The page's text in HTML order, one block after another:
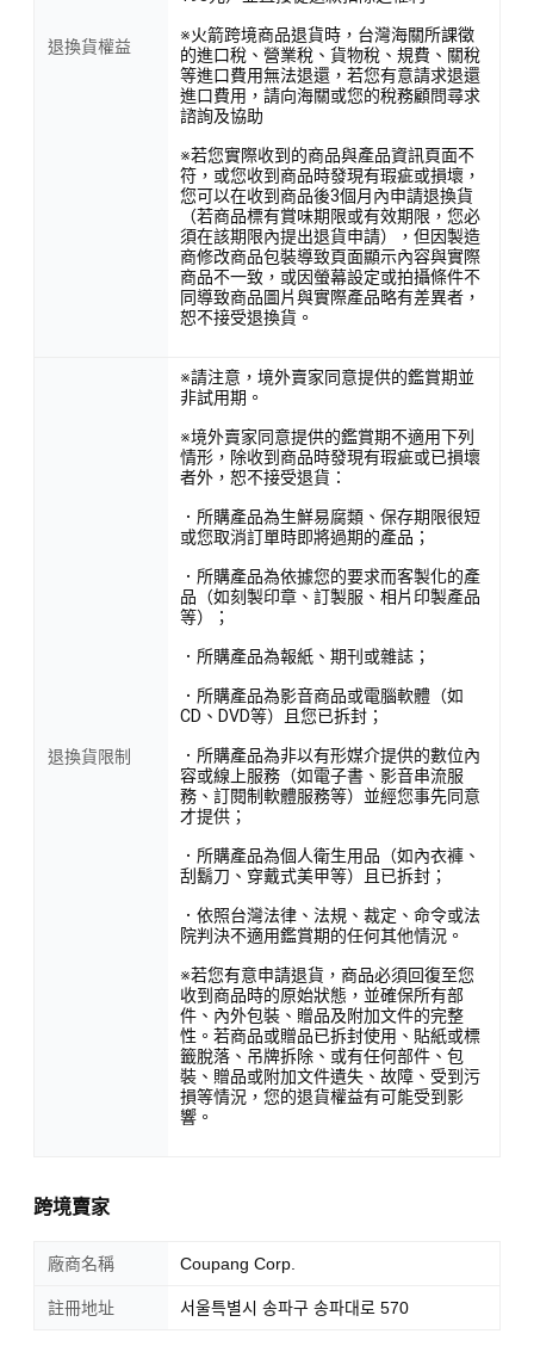
退換貨權益
※火箭跨境商品退貨時，台灣海關所課徵
的進口稅、營業稅、貨物稅、規費、關稅
等進口費用無法退還，若您有意請求退還
進口費用，請向海關或您的稅務顧問尋求
諮詢及協助
※若您實際收到的商品與產品資訊頁面不
符，或您收到商品時發現有瑕疵或損壞，
您可以在收到商品後3個月內申請退換貨
（若商品標有賞味期限或有效期限，您必
須在該期限內提出退貨申請），但因製造
商修改商品包裝導致頁面顯示內容與實際
商品不一致，或因螢幕設定或拍攝條件不
同導致商品圖片與實際產品略有差異者，
恕不接受退換貨。
退換貨限制
※請注意，境外賣家同意提供的鑑賞期並
非試用期。
※境外賣家同意提供的鑑賞期不適用下列
情形，除收到商品時發現有瑕疵或已損壞
者外，恕不接受退貨：
．所購產品為生鮮易腐類、保存期限很短
或您取消訂單時即將過期的產品；
．所購產品為依據您的要求而客製化的產
品（如刻製印章、訂製服、相片印製產品
等）；
．所購產品為報紙、期刊或雜誌；
．所購產品為影音商品或電腦軟體（如
CD、DVD等）且您已拆封；
．所購產品為非以有形媒介提供的數位內
容或線上服務（如電子書、影音串流服
務、訂閱制軟體服務等）並經您事先同意
才提供；
．所購產品為個人衛生用品（如內衣褲、
刮鬍刀、穿戴式美甲等）且已拆封；
．依照台灣法律、法規、裁定、命令或法
院判決不適用鑑賞期的任何其他情況。
※若您有意申請退貨，商品必須回復至您
收到商品時的原始狀態，並確保所有部
件、內外包裝、贈品及附加文件的完整
性。若商品或贈品已拆封使用、貼紙或標
籤脫落、吊牌拆除、或有任何部件、包
裝、贈品或附加文件遺失、故障、受到污
損等情況，您的退貨權益有可能受到影
響。
跨境賣家
廠商名稱 Coupang Corp.
註冊地址 서울특별시 송파구 송파대로 570